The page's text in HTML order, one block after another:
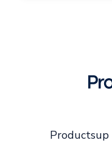
Productsup